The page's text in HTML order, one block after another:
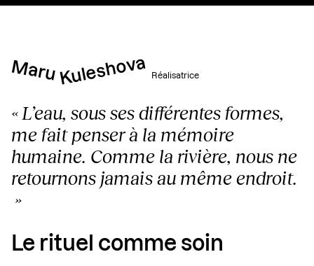
MaruKuleshova Réalisatrice
« L’eau, sous ses différentes formes,
me fait penser à la mémoire
humaine. Comme la rivière, nous ne
retournons jamais au même endroit.
»
Le rituel comme soin